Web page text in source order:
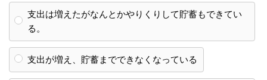
支出は増えたがなんとかやりくりして貯蓄もできてい
る。
支出が増え、貯蓄までできなくなっている